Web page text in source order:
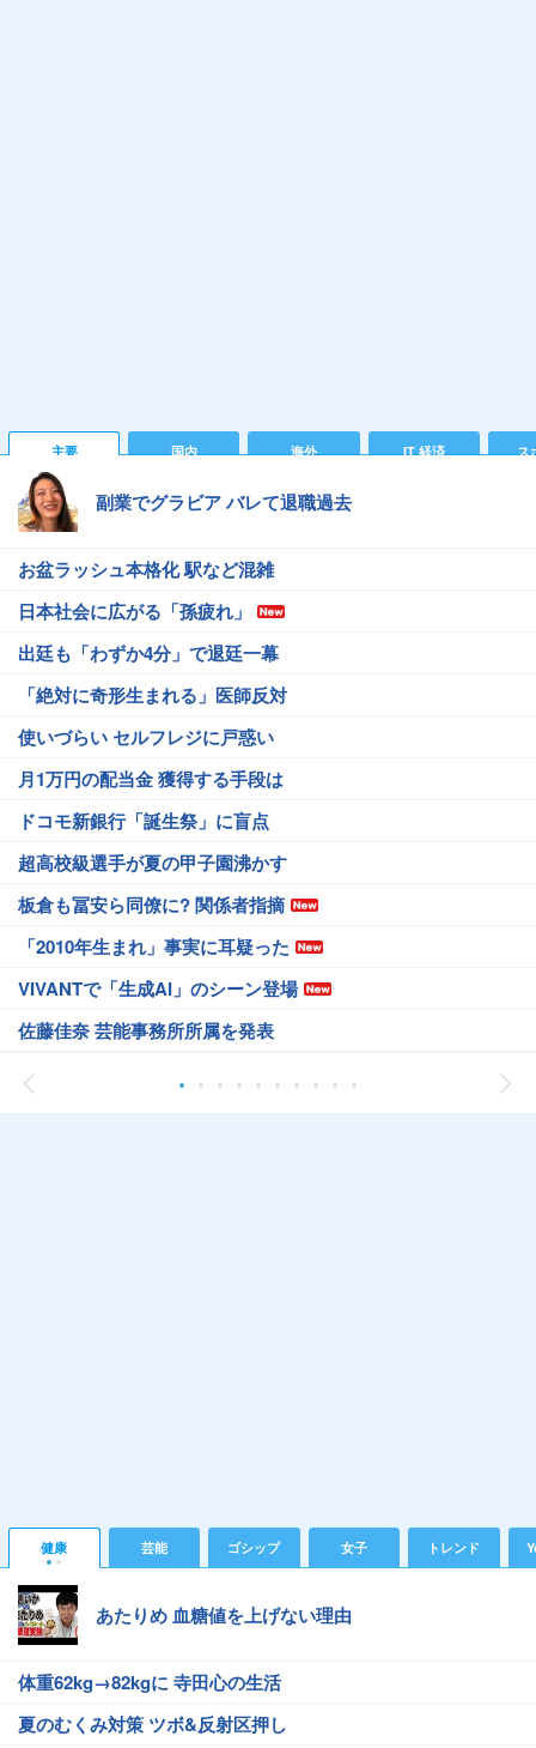
主要 国内 海外 IT 経済 ス
副業でグラビア バレて退職過去
お盆ラッシュ本格化 駅など混雑
日本社会に広がる「孫疲れ」
出廷も「わずか4分」で退廷一幕
「絶対に奇形生まれる」医師反対
使いづらい セルフレジに戸惑い
月1万円の配当金 獲得する手段は
ドコモ新銀行「誕生祭」に盲点
超高校級選手が夏の甲子園沸かす
板倉も冨安ら同僚に? 関係者指摘
「2010年生まれ」事実に耳疑った
VIVANTで「生成AI」のシーン登場
佐藤佳奈 芸能事務所所属を発表
健康 芸能 ゴシップ 女子 トレンド
あたりめ 血糖値を上げない理由
体重62kg→82kgに 寺田心の生活
夏のむくみ対策 ツボ&反射区押し